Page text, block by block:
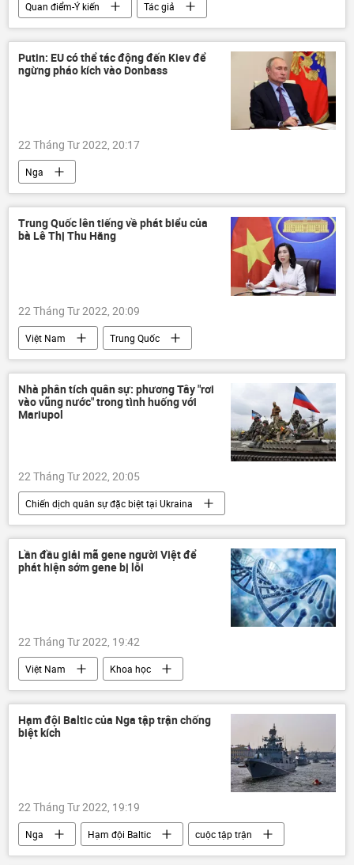
Quan điểm-Ý kiến
Tác giả
Trung Quốc
YouTube
Hồng Kông
Nga
Chính trị Carrie Lam
Putin: EU có thể tác động đến Kiev để
ngừng pháo kích vào Donbass
22 Tháng Tư 2022, 20:17
Nga
Chiến dịch quân sự đặc biệt tại Ukraina
Vladimir Putin
DNR
LNR
Donbass
Donetsk
EU
Trung Quốc lên tiếng về phát biểu của
bà Lê Thị Thu Hằng
22 Tháng Tư 2022, 20:09
Việt Nam
Trung Quốc
Lê Thị Thu Hằng
Bộ Ngoại giao Việt Nam
đường sắt
Nhà phân tích quân sự: phương Tây "rơi
vào vũng nước" trong tình huống với
Mariupol
22 Tháng Tư 2022, 20:05
Chiến dịch quân sự đặc biệt tại Ukraina
Quan điểm-Ý kiến
Quân đội Nga
Cuộc khủng hoảng ở Ukraina
Ukraina
DNR
LNR
NATO
Mariupol
Lần đầu giải mã gene người Việt để
phát hiện sớm gene bị lỗi
22 Tháng Tư 2022, 19:42
Việt Nam
Khoa học
Nhà khoa học
gen
Hạm đội Baltic của Nga tập trận chống
biệt kích
22 Tháng Tư 2022, 19:19
Nga Hạm đội Baltic
cuộc tập trận
Thế giới